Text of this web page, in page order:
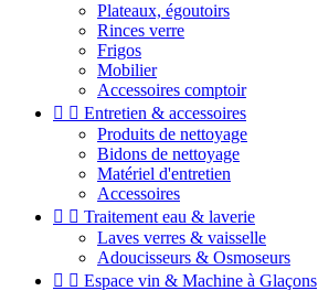
Plateaux, égoutoirs
Rinces verre
Frigos
Mobilier
Accessoires comptoir
  Entretien & accessoires
Produits de nettoyage
Bidons de nettoyage
Matériel d'entretien
Accessoires
  Traitement eau & laverie
Laves verres & vaisselle
Adoucisseurs & Osmoseurs
  Espace vin & Machine à Glaçons